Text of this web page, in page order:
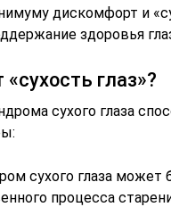
дискомфорт и
здоровья
глаз»?
сухого глаза
сухого глаза может
процесса